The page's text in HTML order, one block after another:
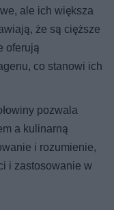
ale ich większa
że są cięższe
oferują
co stanowi ich
pozwala
a kulinarną
i rozumienie,
i zastosowanie w